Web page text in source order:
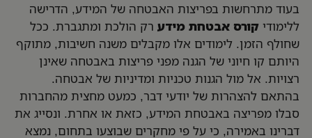
בעוד מתרחשות בפריצות האבטחה של המידע, הדרישה
ללימודיקורס אבטחת מידע רק הולכת ומתגברת. ככל
שחולף הזמן. לימודים אלו מקבלים משנה חשיבות, מתוקף
היותם קו חיוני של הגנה מפני פריצות באבטחה שאינן
רצויות. אל מול הגנות טכניות ומדיניות של אבטחה.
בהתאם להצהרות של יודעי דבר, כמעט מחצית מהחברות
סבלו מפריצה באבטחת המידע, כזאת או אחרת. ונסייג את
דברינו באמירה, כי על פי מחקרים שבוצעו בתחום, נמצא